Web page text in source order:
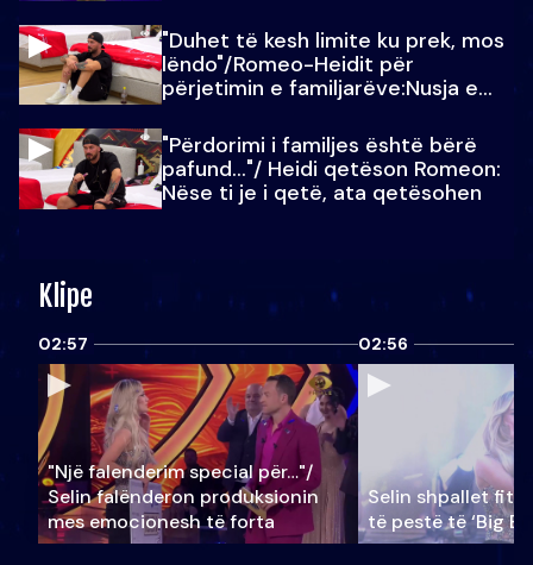
"Duhet të kesh limite ku prek, mos
lëndo"/Romeo-Heidit për
përjetimin e familjarëve:Nusja e
"Përdorimi i familjes është bërë
pafund…"/ Heidi qetëson Romeon:
Nëse ti je i qetë, ata qetësohen
Klipe
02:57
"Një falenderim special për…"/
Selin falënderon produksionin
mes emocionesh të forta
02:56
Selin shpallet
të pestë të ‘Big